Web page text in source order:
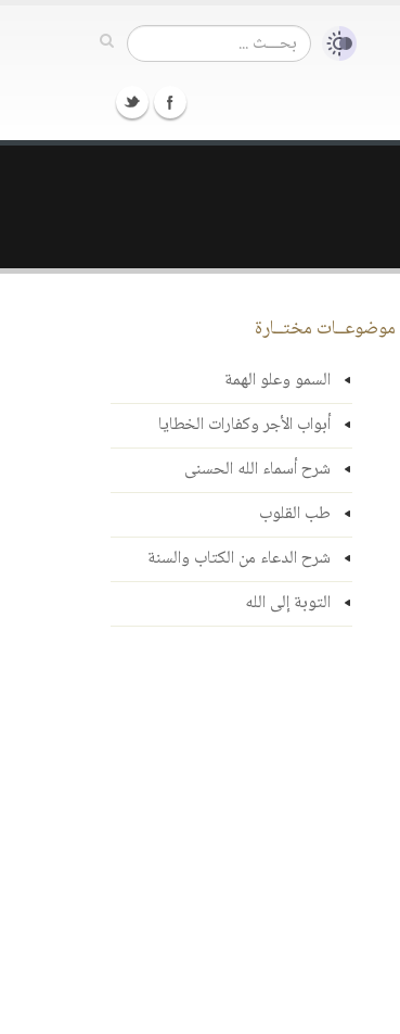
موضوعــات مختــارة
السمو وعلو الهمة
أبواب الأجر وكفارات الخطايا
شرح أسماء الله الحسنى
طب القلوب
شرح الدعاء من الكتاب والسنة
التوبة إلى الله